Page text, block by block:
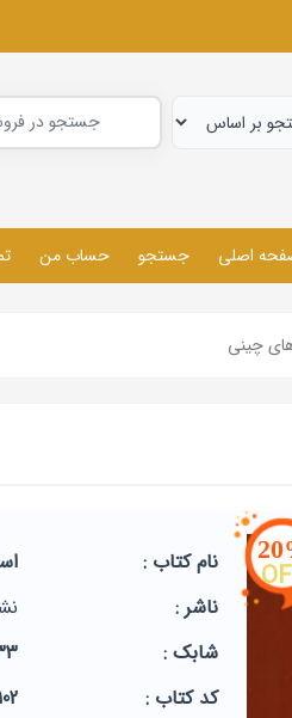
اصلی جستجو حساب من
چینی
نام کتاب :
ناشر :
شابک :
کد کتاب :